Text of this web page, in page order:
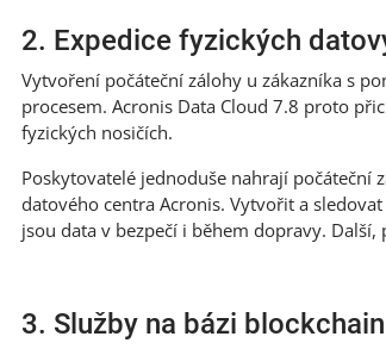
2. Expedice fyzických
Vytvoření počáteční zálohy u zákazníka s
procesem. Acronis Data Cloud 7.8 proto
fyzických nosičích.
Poskytovatelé jednoduše nahrají počáteční
datového centra Acronis. Vytvořit a
jsou data v bezpečí i během dopravy.
3. Služby na bázi